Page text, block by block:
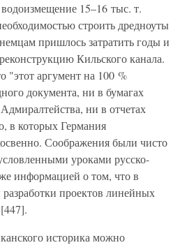
15–16 тыс. т.
строить дредноуты
пришлось затратить годы и
Кильского канала.
"этот аргумент на 100 %
документа, ни в бумагах
ни в отчетах
в которых Германия
Соображения были чисто
уроками русско-
информацией о том, что в
разработки проектов линейных
историка можно